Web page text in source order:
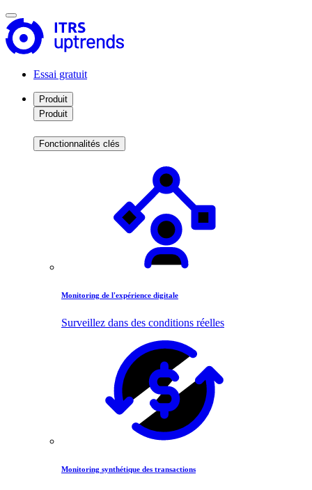
Essai gratuit
Produit
Produit
Fonctionnalités clés
Monitoring de l'expérience digitale
Surveillez dans des conditions réelles
Monitoring synthétique des transactions